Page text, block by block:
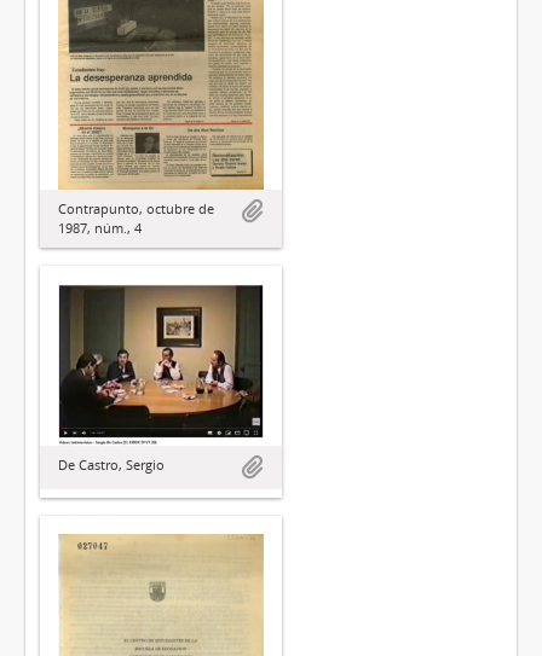
Contrapunto, octubre de
1987, núm., 4
De Castro, Sergio